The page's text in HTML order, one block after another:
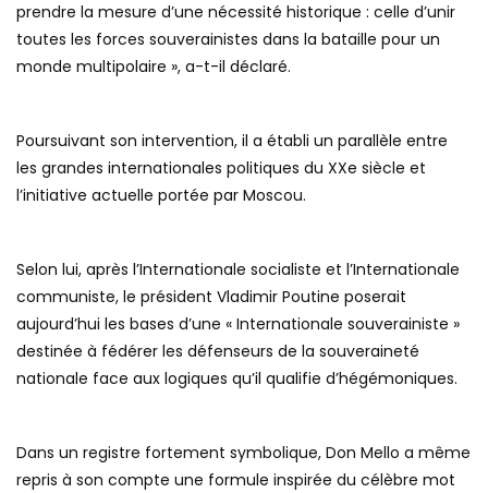
prendre la mesure d’une nécessité historique : celle d’unir
toutes les forces souverainistes dans la bataille pour un
monde multipolaire », a-t-il déclaré.
Poursuivant son intervention, il a établi un parallèle entre
les grandes internationales politiques du XXe siècle et
l’initiative actuelle portée par Moscou.
Selon lui, après l’Internationale socialiste et l’Internationale
communiste, le président Vladimir Poutine poserait
aujourd’hui les bases d’une « Internationale souverainiste »
destinée à fédérer les défenseurs de la souveraineté
nationale face aux logiques qu’il qualifie d’hégémoniques.
Dans un registre fortement symbolique, Don Mello a même
repris à son compte une formule inspirée du célèbre mot